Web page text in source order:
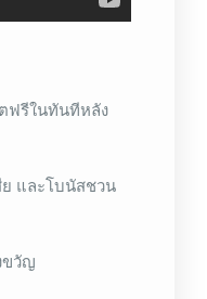
ฟรีในทันทีหลัง
และโบนัสชวน
ขวัญ